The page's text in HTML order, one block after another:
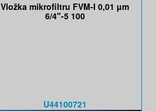
Vložka mikrofiltru FVM-I 0,01 µm
6/4"-5 100
U44100721